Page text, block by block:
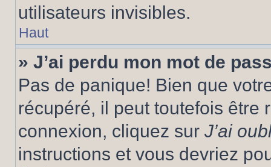
utilisateurs invisibles.
Haut
» J’ai perdu mon mot de
Pas de panique! Bien que
récupéré, il peut toutefois être
connexion, cliquez sur J’ai
instructions et vous devriez